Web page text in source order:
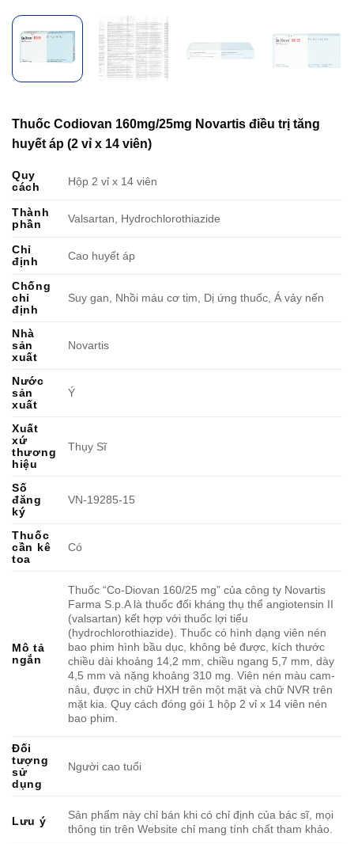
Thuốc Codiovan 160mg/25mg Novartis điều trị tăng
huyết áp (2 vỉ x 14 viên)
Quy
cách
Hộp 2 vỉ x 14 viên
Thành
phần
Valsartan, Hydrochlorothiazide
Chỉ
định
Cao huyết áp
Chống
chỉ
định
Suy gan, Nhồi máu cơ tim, Dị ứng thuốc, Á vảy nến
Nhà
sản
xuất
Novartis
Nước
sản
xuất
Ý
Xuất
xứ
thương
hiệu
Thụy Sĩ
Số
đăng
ký
VN-19285-15
Thuốc
cần kê
toa
Có
Mô tả
ngắn
Thuốc “Co-Diovan 160/25 mg” của công ty Novartis
Farma S.p.A là thuốc đối kháng thụ thể angiotensin II
(valsartan) kết hợp với thuốc lợi tiểu
(hydrochlorothiazide). Thuốc có hình dạng viên nén
bao phim hình bầu dục, không bẻ được, kích thước
chiều dài khoảng 14,2 mm, chiều ngang 5,7 mm, dày
4,5 mm và nặng khoảng 310 mg. Viên nén màu cam-
nâu, được in chữ HXH trên một mặt và chữ NVR trên
mặt kia. Quy cách đóng gói 1 hộp 2 vỉ x 14 viên nén
bao phim.
Đối
tượng
sử
dụng
Người cao tuổi
Lưu ý
Sản phẩm này chỉ bán khi có chỉ định của bác sĩ, mọi
thông tin trên Website chỉ mang tính chất tham khảo.